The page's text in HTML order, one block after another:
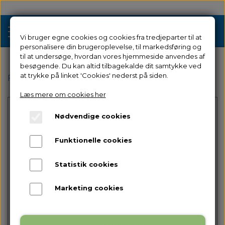
Tilbud
3D Printere
Filament 3D Printere
Industriel 3D Printere
Resin 3D Printere
Brugt/Demo
Forside Filamenter & Resin Filamenter
Vi bruger egne cookies og cookies fra tredjeparter til at
personalisere din brugeroplevelse, til markedsføring og
til at undersøge, hvordan vores hjemmeside anvendes af
besøgende. Du kan altid tilbagekalde dit samtykke ved
at trykke på linket 'Cookies' nederst på siden.
Læs mere om cookies her
Nødvendige cookies
Funktionelle cookies
Statistik cookies
Marketing cookies